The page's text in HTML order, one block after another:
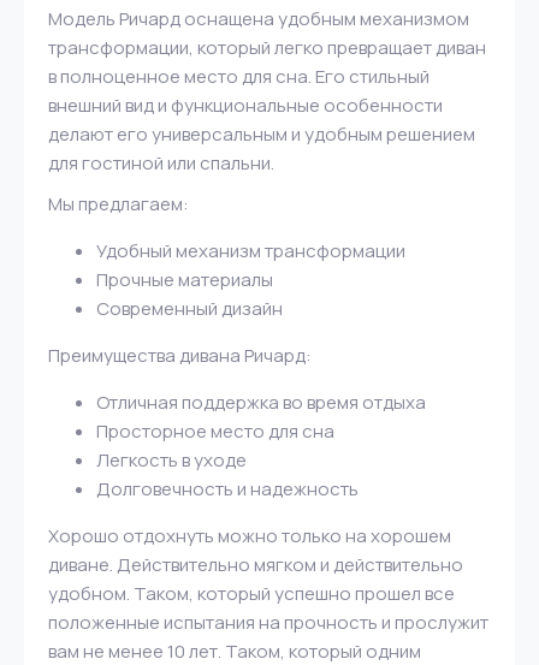
Модель Ричард оснащена удобным механизмом
трансформации, который легко превращает диван
в полноценное место для сна. Его стильный
внешний вид и функциональные особенности
делают его универсальным и удобным решением
для гостиной или спальни.
Мы предлагаем:
Удобный механизм трансформации
Прочные материалы
Современный дизайн
Преимущества дивана Ричард:
Отличная поддержка во время отдыха
Просторное место для сна
Легкость в уходе
Долговечность и надежность
Хорошо отдохнуть можно только на хорошем
диване. Действительно мягком и действительно
удобном. Таком, который успешно прошел все
положенные испытания на прочность и прослужит
вам не менее 10 лет. Таком, который одним